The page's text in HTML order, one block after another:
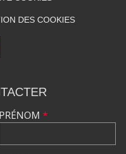
DES COOKIES
PRÉNOM *